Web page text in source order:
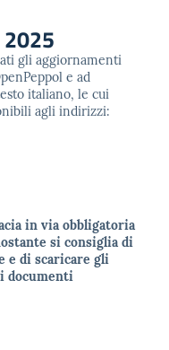
gli aggiornamenti
e ad
italiano, le cui
agli indirizzi:
in via obbligatoria
si consiglia di
e di scaricare gli
documenti